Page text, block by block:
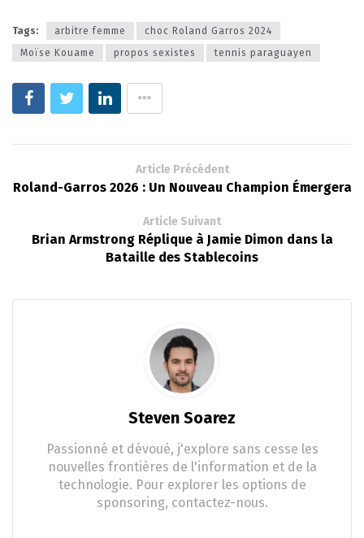
Tags: arbitre femme
choc Roland Garros 2024
Moïse Kouame
propos sexistes tennis paraguayen
Article Précédent
Roland-Garros 2026 : Un Nouveau Champion Émergera
Article Suivant
Brian Armstrong Réplique à Jamie Dimon dans la
Bataille des Stablecoins
Steven Soarez
Passionné et dévoué, j'explore sans cesse les
nouvelles frontières de l'information et de la
technologie. Pour explorer les options de
sponsoring, contactez-nous.